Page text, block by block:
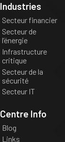
Industries
Secteur financier
Secteur de
l’énergie
Infrastructure
critique
Secteur de la
sécurité
Secteur IT
Centre Info
Blog
Links